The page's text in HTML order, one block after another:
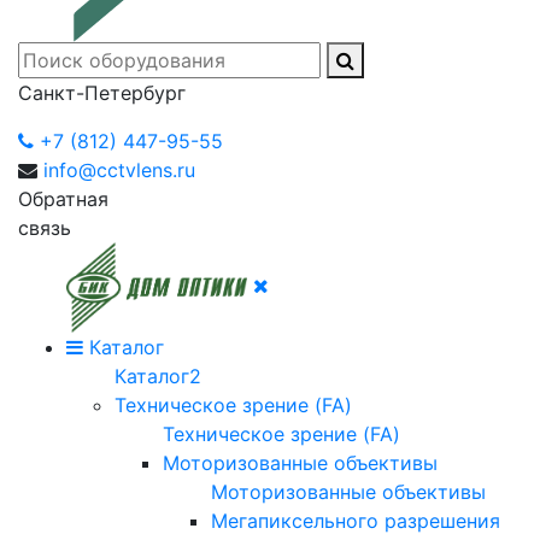
Санкт-Петербург
+7 (812) 447-95-55
info@cctvlens.ru
Обратная
связь
Каталог
Каталог2
Техническое зрение (FA)
Техническое зрение (FA)
Моторизованные объективы
Моторизованные объективы
Мегапиксельного разрешения